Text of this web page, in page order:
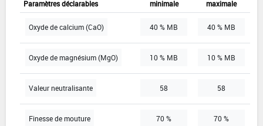
Paramètres déclarables
minimale
maximale
Oxyde de calcium (CaO) 40 % MB 40 % MB
Oxyde de magnésium (MgO) 10 % MB 10 % MB
Valeur neutralisante 58 58
Finesse de mouture 70 % 70 %